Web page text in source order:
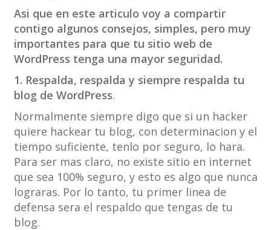
Asi que en este articulo voy a compartir
contigo algunos consejos, simples, pero muy
importantes para que tu sitio web de
WordPress tenga una mayor seguridad.
1. Respalda, respalda y siempre respalda tu
blog de WordPress.
Normalmente siempre digo que si un hacker
quiere hackear tu blog, con determinacion y el
tiempo suficiente, tenlo por seguro, lo hara.
Para ser mas claro, no existe sitio en internet
que sea 100% seguro, y esto es algo que nunca
lograras. Por lo tanto, tu primer linea de
defensa sera el respaldo que tengas de tu
blog.